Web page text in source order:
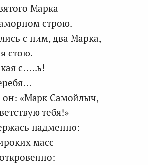
Марка
строю.
с ним, два Марка,
стою.
с…..ь!
он: «Марк Самойлыч,
тебя!»
надменно:
масс